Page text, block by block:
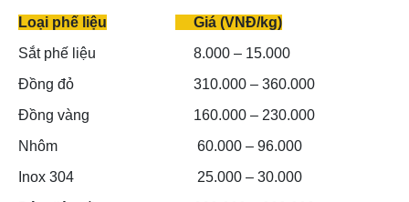
Loại phế liệu
Giá (VNĐ/kg)
Sắt phế liệu
8.000 – 15.000
Đồng đỏ
310.000 – 360.000
Đồng vàng
160.000 – 230.000
Nhôm
60.000 – 96.000
Inox 304
25.000 – 30.000